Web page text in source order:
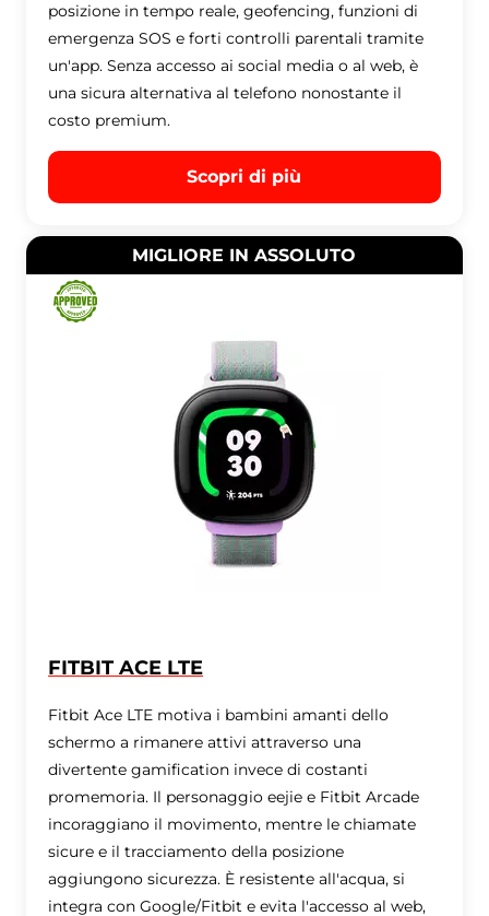
posizione in tempo reale, geofencing, funzioni di
emergenza SOS e forti controlli parentali tramite
un'app. Senza accesso ai social media o al web, è
una sicura alternativa al telefono nonostante il
costo premium.
Scopri di più
MIGLIORE IN ASSOLUTO
FITBIT ACE LTE
Fitbit Ace LTE motiva i bambini amanti dello
schermo a rimanere attivi attraverso una
divertente gamification invece di costanti
promemoria. Il personaggio eejie e Fitbit Arcade
incoraggiano il movimento, mentre le chiamate
sicure e il tracciamento della posizione
aggiungono sicurezza. È resistente all'acqua, si
integra con Google/Fitbit e evita l'accesso al web,